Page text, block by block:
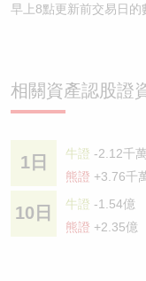
早上8點更新前交易日的
相關資產認股證
1日 牛證 -2.12千萬
熊證 +3.76千
10日 牛證 -1.54億
熊證 +2.35億